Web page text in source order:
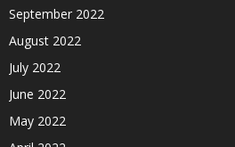
September 2022
August 2022
July 2022
June 2022
May 2022